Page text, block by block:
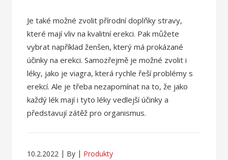
Je také možné zvolit přírodní doplňky stravy,
které mají vliv na kvalitní erekci. Pak můžete
vybrat například ženšen, který má prokázané
účinky na erekci. Samozřejmě je možné zvolit i
léky, jako je viagra, která rychle řeší problémy s
erekcí. Ale je třeba nezapomínat na to, že jako
každý lék mají i tyto léky vedlejší účinky a
představují zátěž pro organismus.
10.2.2022 By Produkty